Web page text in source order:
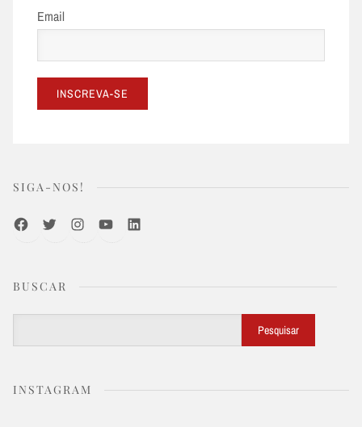
Email
SIGA-NOS!
FacebookTwitterInstagramYoutubeLinkedIn
BUSCAR
Pesquisar
INSTAGRAM